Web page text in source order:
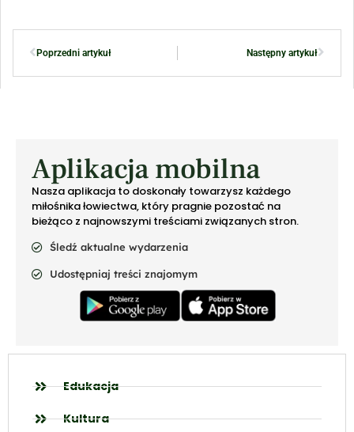
Poprzedni artykuł Następny artykuł
Aplikacja mobilna
Nasza aplikacja to doskonały towarzysz każdego
miłośnika łowiectwa, który pragnie pozostać na
bieżąco z najnowszymi treściami związanych stron.
Śledź aktualne wydarzenia
Udostępniaj treści znajomym
Edukacja
Kultura